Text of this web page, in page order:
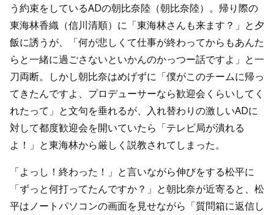
う約束をしているADの朝比奈陸（朝比奈陸）。帰り際の
東海林香織（信川清順）に「東海林さんも来ます？」と夕
飯に誘うが、「何が悲しくて仕事が終わってからもあんた
らと一緒に過ごさないといかんのかっつー話ですよ」と一
刀両断。しかし朝比奈はめげずに「僕がこのチームに帰っ
てきたんですよ、プロデューサーなら歓迎会くらいしてく
れたって」と文句を垂れるが、入れ替わりの激しいADに
対して都度歓迎会を開いていたら「テレビ局が潰れる
よ！」と東海林から厳しく説教されてしまった。
「よっし！終わった！」と言いながら伸びをする松平に
「ずっと何打ってたんですか？」と朝比奈が近寄ると、松
平はノートパソコンの画面を見せながら「質問箱に返信し